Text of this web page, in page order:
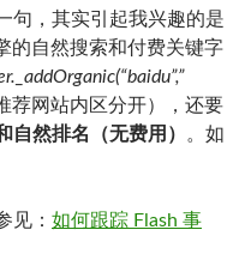
句，其实引起我兴趣的是
的自然搜索和付费关键字
荐网站内区分开），还要
自然排名（无费用）
。如
见： 如何跟踪 Flash 事